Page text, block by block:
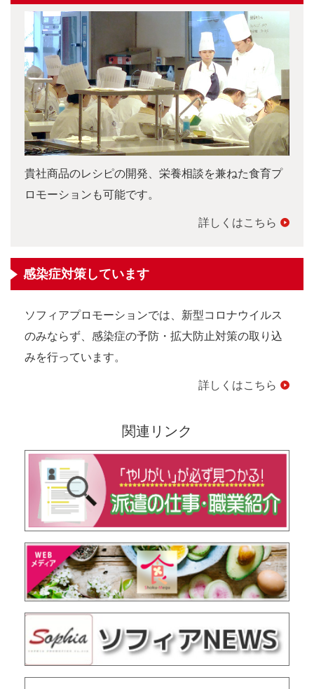
貴社商品のレシピの開発、栄養相談を兼ねた食育プ
ロモーションも可能です。
詳しくはこちら
感染症対策しています
ソフィアプロモーションでは、新型コロナウイルス
のみならず、感染症の予防・拡大防止対策の取り込
みを行っています。
詳しくはこちら
関連リンク